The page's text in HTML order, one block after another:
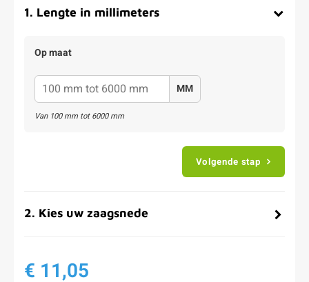
1. Lengte in millimeters
Op maat
MM
Van 100mm tot6000mm
Volgende stap
2. Kies uw zaagsnede
€ 11,05